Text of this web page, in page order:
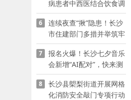
病患者中西医结合饮食调
养指南
6
连续夜查“揪”隐患！长沙
市住建部门多措并举筑牢
夏季建筑施工安全防线
7
报名火爆！长沙七夕音乐
会新增“AI配对”，快来测
测你的七夕缘分
8
长沙县㮾梨街道开展网格
化消防安全敲门专项行动